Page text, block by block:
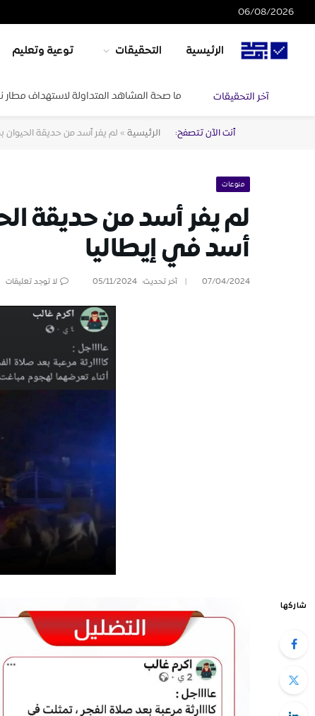
06/08/2026
الرئيسية التحقيقات توعية وتعليم
آخر التحقيقات ما صحة المشاهد المتداولة لاستهداف
أنت الآن تتصفح: الرئيسية» لم يفر أسد من حديقة الحيوان
منوعات
لم يفر أسد من حديقة
أسد في إيطاليا
07/04/2024 آخر تحديث: 05/11/2024 لا توجد تعليقات
شاركها